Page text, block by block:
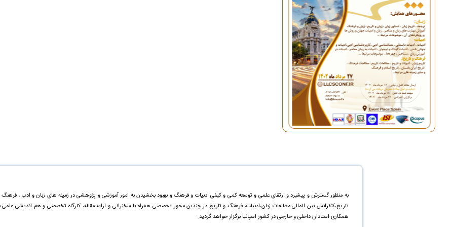
به منظور گسترش و پيشبرد و ارتقاي علمي و توسعه کمي و کيفي ادبیات و فرهنگ و بهبود بخشيدن به امور آموزشي و پژوهشي در زمينه هاي زبان و ادب ، فرهنگ
تاریخ،کنفرانس بین المللی مطالعات زبان،ادبیات، فرهنگ و تاریخ در چندین محور تخصصی همراه با سخنرانی و ارایه مقاله، کارگاه تخصصی و هم اندیشی علمی
همکاری استادان داخلی و خارجی در کشور اسپانیا برگزار خواهد گردید.